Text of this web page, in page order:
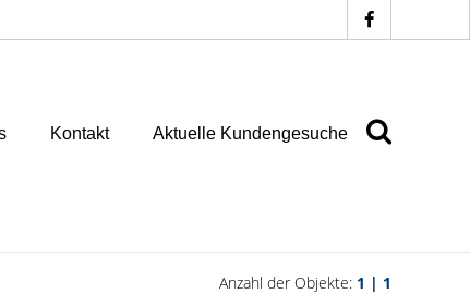
Kontakt Aktuelle Kundengesuche
Anzahl der Objekte: 1 | 1